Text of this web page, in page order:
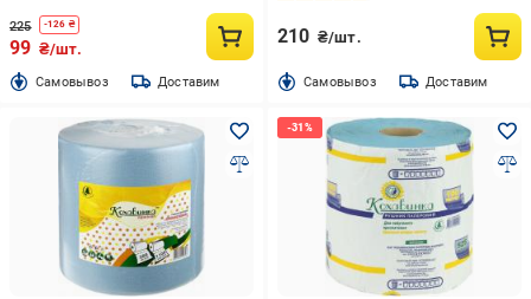
225 -126 ₴
99 ₴/шт.
Cамовывоз Доставим
210 ₴/шт.
Cамовывоз Доставим